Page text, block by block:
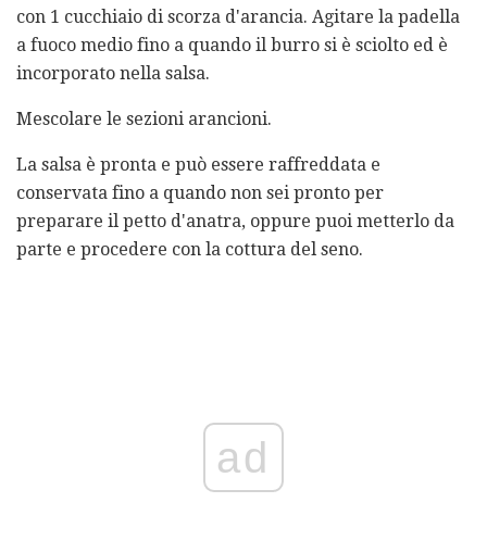
con 1 cucchiaio di scorza d'arancia. Agitare la padella
a fuoco medio fino a quando il burro si è sciolto ed è
incorporato nella salsa.
Mescolare le sezioni arancioni.
La salsa è pronta e può essere raffreddata e
conservata fino a quando non sei pronto per
preparare il petto d'anatra, oppure puoi metterlo da
parte e procedere con la cottura del seno.
ad